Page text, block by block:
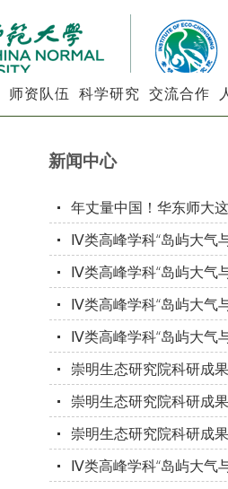
师资队伍 科学研究 交流合作
新闻中心
年丈量中国！华东师大
Ⅳ类高峰学科“岛屿大气
Ⅳ类高峰学科“岛屿大气
Ⅳ类高峰学科“岛屿大气
Ⅳ类高峰学科“岛屿大气
崇明生态研究院科研成
崇明生态研究院科研成
崇明生态研究院科研成
Ⅳ类高峰学科“岛屿大气